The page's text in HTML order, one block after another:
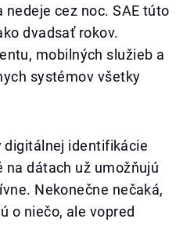
cez noc. SAE túto
dvadsať rokov.
mobilných služieb a
systémov všetky
digitálnej identifikácie
na dátach už umožňujú
Nekonečne nečaká,
o niečo, ale vopred